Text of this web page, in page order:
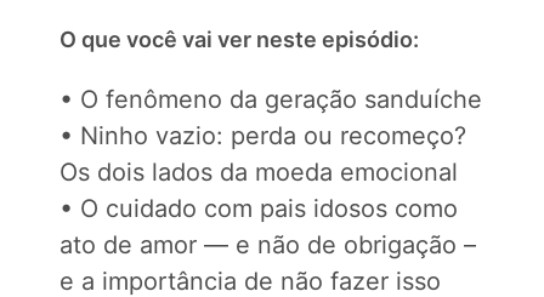
O que você vai ver neste episódio:
• O fenômeno da geração sanduíche
• Ninho vazio: perda ou recomeço?
Os dois lados da moeda emocional
• O cuidado com pais idosos como
ato de amor — e não de obrigação –
e a importância de não fazer isso